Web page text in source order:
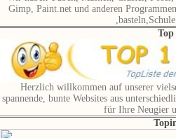
Gimp, Paint.net und anderen
Top
Herzlich willkommen auf unserer
spannende, bunte Websites aus
für Ihre Neugier